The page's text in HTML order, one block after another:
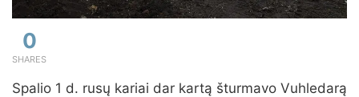
0
SHARES
Spalio 1 d. rusų kariai dar kartą šturmavo Vuhledarą